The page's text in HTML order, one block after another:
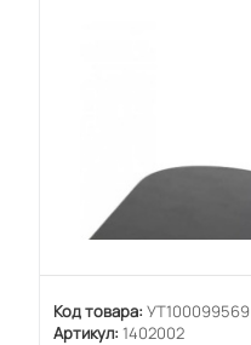
Код товара: УТ100099569
Артикул: 1402002